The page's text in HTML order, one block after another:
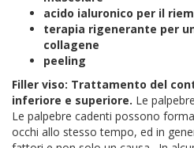
acido ialuronico per il
terapia rigenerante per
collagene
peeling
Filler viso: Trattamento del
inferiore e superiore. Le
Le palpebre cadenti possono
occhi allo stesso tempo, ed in